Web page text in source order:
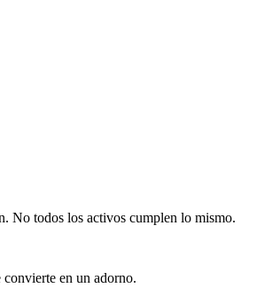
No todos los activos cumplen lo mismo.
convierte en un adorno.